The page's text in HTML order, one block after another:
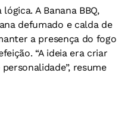
A Banana BBQ,
defumado e calda de
a presença do fogo
“A ideia era criar
resume